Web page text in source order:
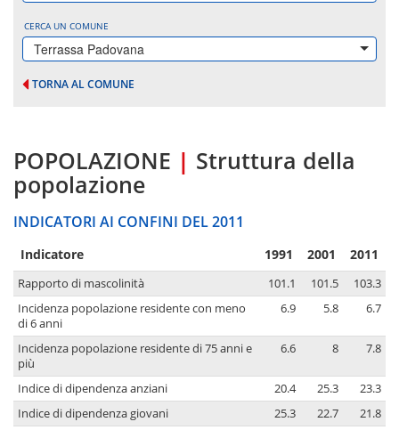
CERCA UN COMUNE
Terrassa Padovana
TORNA AL COMUNE
POPOLAZIONE | Struttura della
popolazione
INDICATORI AI CONFINI DEL 2011
Indicatore 1991 2001 2011
Rapporto di mascolinità 101.1 101.5
103.3
Incidenza popolazione residente con meno
di 6 anni
6.9 5.8 6.7
Incidenza popolazione residente di 75 anni e
più
6.6 8 7.8
Indice di dipendenza anziani 20.4 25.3
23.3
Indice di dipendenza giovani
25.3 22.7
21.8